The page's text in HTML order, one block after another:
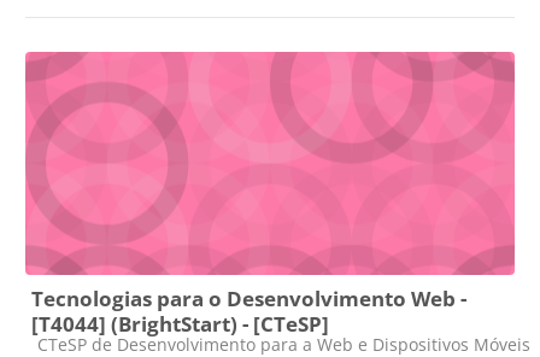
Tecnologias para o Desenvolvimento Web -
[T4044] (BrightStart) - [CTeSP]
Course category
CTeSP de Desenvolvimento para a Web e Dispositivos Móveis